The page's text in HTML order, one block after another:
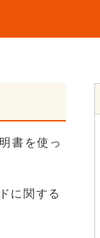
書を使っ
に関する